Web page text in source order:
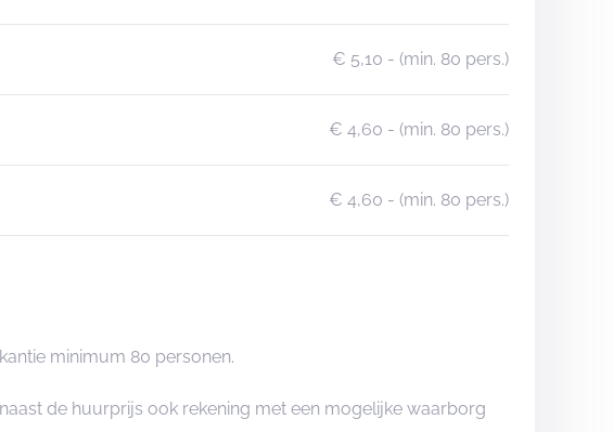
€ 5,10 - (min. 80 pers.)
€ 4,60 - (min. 80 pers.)
€ 4,60 - (min. 80 pers.)
minimum 80 personen.
de huurprijs ook rekening met een mogelijke waarborg